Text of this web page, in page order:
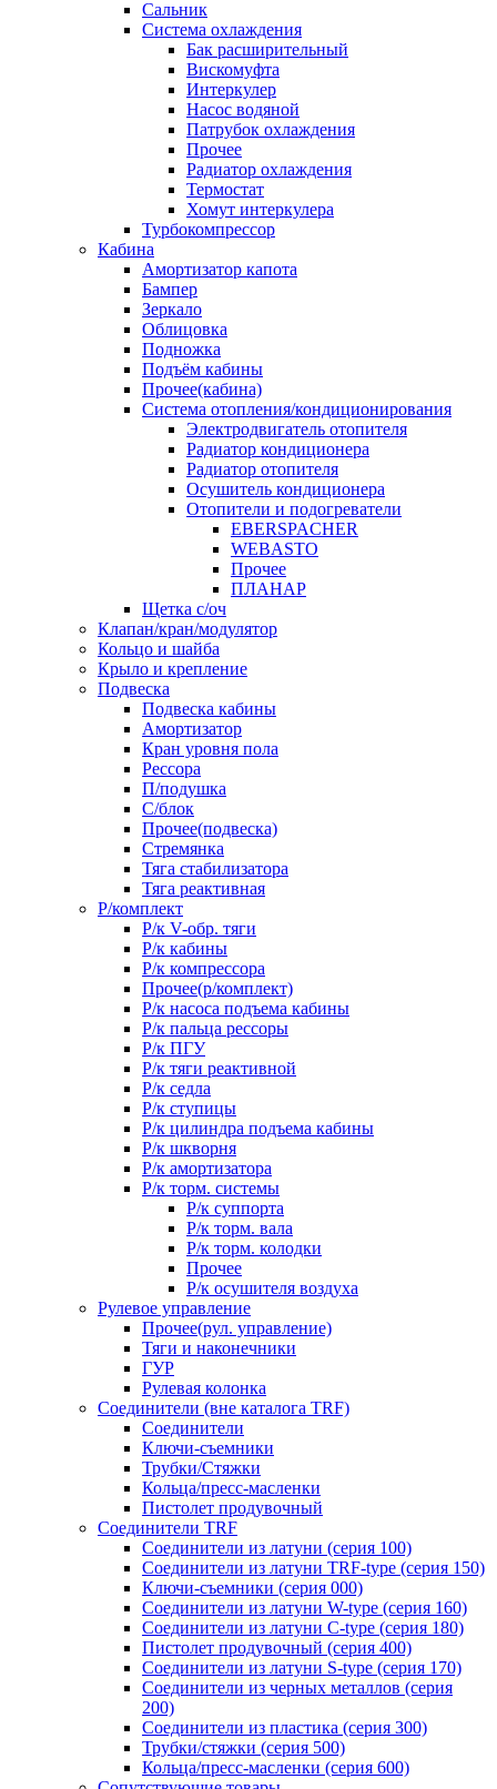
Сальник
Система охлаждения
Бак расширительный
Вискомуфта
Интеркулер
Насос водяной
Патрубок охлаждения
Прочее
Радиатор охлаждения
Термостат
Хомут интеркулера
Турбокомпрессор
Кабина
Амортизатор капота
Бампер
Зеркало
Облицовка
Подножка
Подъём кабины
Прочее(кабина)
Система отопления/кондиционирования
Электродвигатель отопителя
Радиатор кондиционера
Радиатор отопителя
Осушитель кондиционера
Отопители и подогреватели
EBERSPACHER
WEBASTO
Прочее
ПЛАНАР
Щетка с/оч
Клапан/кран/модулятор
Кольцо и шайба
Крыло и крепление
Подвеска
Подвеска кабины
Амортизатор
Кран уровня пола
Рессора
П/подушка
С/блок
Прочее(подвеска)
Стремянка
Тяга стабилизатора
Тяга реактивная
Р/комплект
Р/к V-обр. тяги
Р/к кабины
Р/к компрессора
Прочее(р/комплект)
Р/к насоса подъема кабины
Р/к пальца рессоры
Р/к ПГУ
Р/к тяги реактивной
Р/к седла
Р/к ступицы
Р/к цилиндра подъема кабины
Р/к шкворня
Р/к амортизатора
Р/к торм. системы
Р/к суппорта
Р/к торм. вала
Р/к торм. колодки
Прочее
Р/к осушителя воздуха
Рулевое управление
Прочее(рул. управление)
Тяги и наконечники
ГУР
Рулевая колонка
Соединители (вне каталога TRF)
Соединители
Ключи-cъемники
Трубки/Стяжки
Кольца/пресс-масленки
Пистолет продувочный
Соединители TRF
Соединители из латуни (серия 100)
Соединители из латуни TRF-type (серия 150)
Ключи-съемники (серия 000)
Соединители из латуни W-type (серия 160)
Соединители из латуни С-type (серия 180)
Пистолет продувочный (серия 400)
Соединители из латуни S-type (серия 170)
Соединители из черных металлов (серия
200)
Соединители из пластика (серия 300)
Трубки/стяжки (серия 500)
Кольца/пресс-масленки (серия 600)